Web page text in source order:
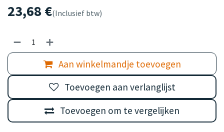
23,68€(Inclusief btw)
Aan winkelmandje toevoegen
Toevoegen om te vergelijken
Toevoegen aan verlanglijst